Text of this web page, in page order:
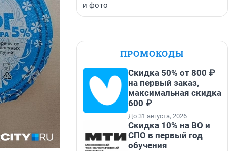
и фото
ПРОМОКОДЫ
Скидка 50% от 800 ₽
на первый заказ,
максимальная скидка
600 ₽
До 31 августа, 2026
Скидка 10% на ВО и
СПО в первый год
обучения